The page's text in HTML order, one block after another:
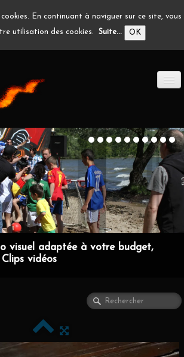
En continuant à naviguer sur ce site, vous
utilisation des cookies. Suite... OK
visuel adaptée à votre budget,
vidéos